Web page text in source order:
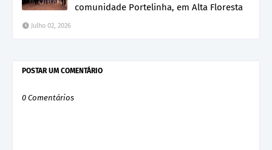
comunidade Portelinha, em Alta Floresta
Julho 02, 2026
POSTAR UM COMENTÁRIO
0 Comentários